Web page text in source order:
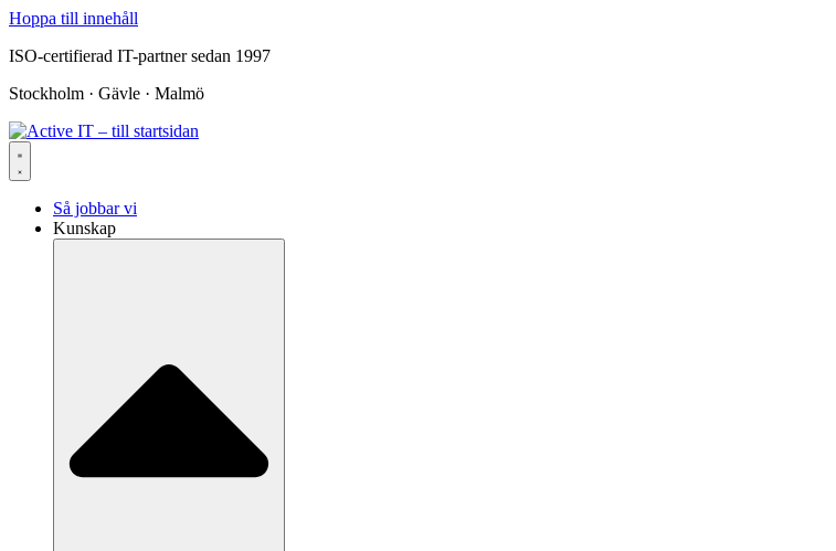
Hoppa till innehåll
ISO-certifierad IT-partner sedan 1997
Stockholm · Gävle · Malmö
Så jobbar vi
Kunskap